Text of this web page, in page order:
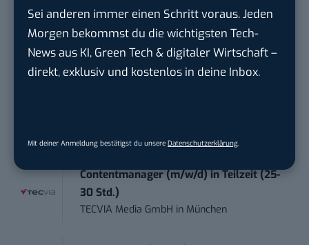
Sei anderen immer einen Schritt voraus. Jeden
Morgen bekommst du die wichtigsten Tech-
News aus KI, Green Tech & digitaler Wirtschaft –
direkt, exklusiv und kostenlos in deine Inbox.
Mit deiner Anmeldung bestätigst du unsere Datenschutzerklärung
Anforderungs- und Projektmanager
touristische...
trendtours Holding GmbHin Eschborn
Contentmanager (m/w/d) in Teilzeit (25-
30 Std.)
TECVIA Media GmbH in München